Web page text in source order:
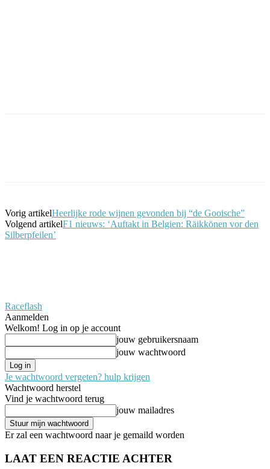
Vorig artikelHeerlijke rode wijnen gevonden bij “de Gooische”
Volgend artikelF1 nieuws: ‘Auftakt in Belgien: Räikkönen vor den
Silberpfeilen’
Raceflash
Aanmelden
Welkom! Log in op je account
jouw gebruikersnaam
jouw wachtwoord
Je wachtwoord vergeten? hulp krijgen
Wachtwoord herstel
Vind je wachtwoord terug
jouw mailadres
Er zal een wachtwoord naar je gemaild worden
LAAT EEN REACTIE ACHTER